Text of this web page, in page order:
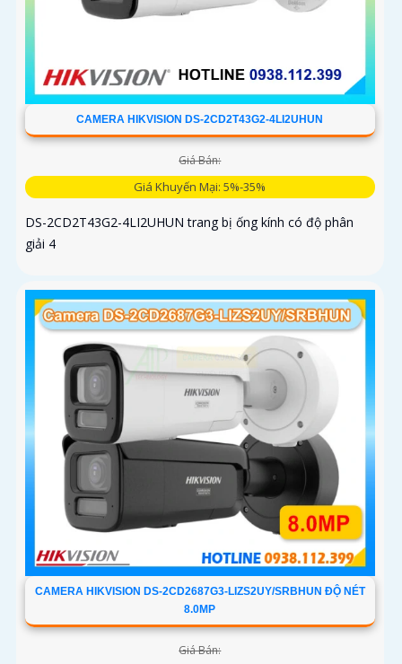
CAMERA HIKVISION DS-2CD2T43G2-4LI2UHUN
Giá Bán:
Giá Khuyến Mại: 5%-35%
DS-2CD2T43G2-4LI2UHUN trang bị ống kính có độ phân
giải 4
CAMERA HIKVISION DS-2CD2687G3-LIZS2UY/SRBHUN ĐỘ NÉT
8.0MP
Giá Bán: